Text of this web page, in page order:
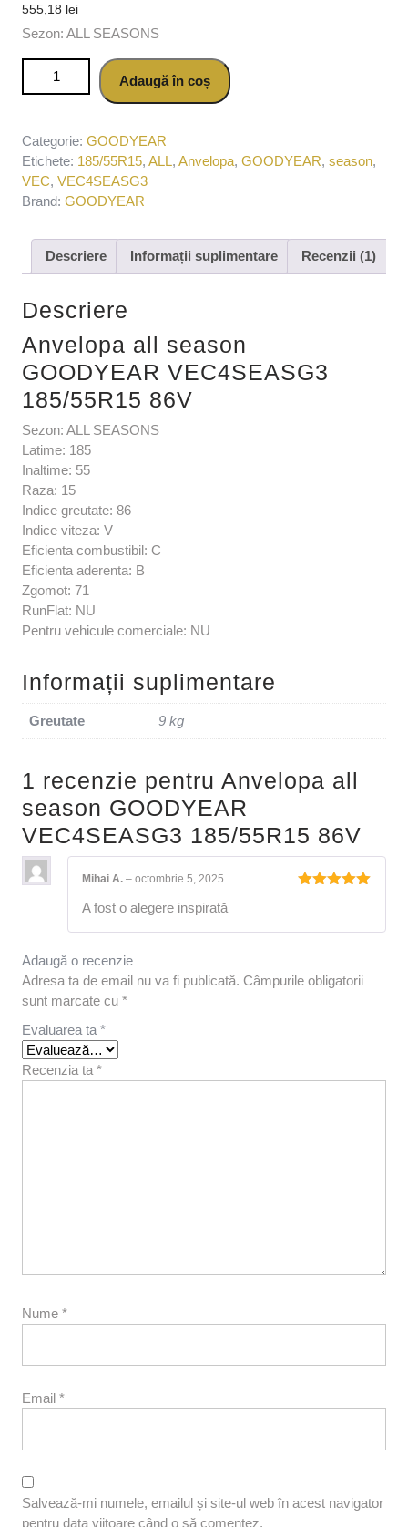
555,18 lei
Sezon: ALL SEASONS
Cantitate Anvelopa all season GOODYEAR VEC4SEASG3
185/55R15 86V
Adaugă în coș
Categorie: GOODYEAR
Etichete: 185/55R15, ALL, Anvelopa, GOODYEAR, season,
VEC, VEC4SEASG3
Brand: GOODYEAR
Descriere Informații suplimentare Recenzii (1)
Descriere
Anvelopa all season
GOODYEAR VEC4SEASG3
185/55R15 86V
Sezon: ALL SEASONS
Latime: 185
Inaltime: 55
Raza: 15
Indice greutate: 86
Indice viteza: V
Eficienta combustibil: C
Eficienta aderenta: B
Zgomot: 71
RunFlat: NU
Pentru vehicule comerciale: NU
Informații suplimentare
Greutate 9 kg
1 recenzie pentru Anvelopa all
season GOODYEAR
VEC4SEASG3 185/55R15 86V
Mihai A. – octombrie 5, 2025
A fost o alegere inspirată
Adaugă o recenzie
Adresa ta de email nu va fi publicată. Câmpurile obligatorii
sunt marcate cu *
Evaluarea ta *
Recenzia ta *
Nume *
Email *
Salvează-mi numele, emailul și site-ul web în acest navigator
pentru data viitoare când o să comentez.